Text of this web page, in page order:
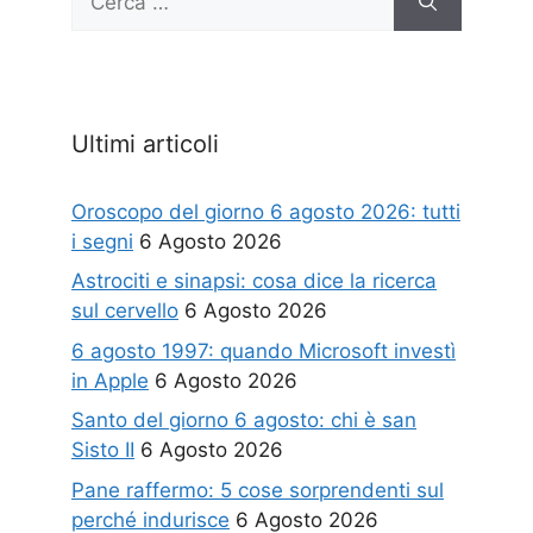
per:
Ultimi articoli
Oroscopo del giorno 6 agosto 2026: tutti
i segni 6 Agosto 2026
Astrociti e sinapsi: cosa dice la ricerca
sul cervello 6 Agosto 2026
6 agosto 1997: quando Microsoft investì
in Apple 6 Agosto 2026
Santo del giorno 6 agosto: chi è san
Sisto II 6 Agosto 2026
Pane raffermo: 5 cose sorprendenti sul
perché indurisce 6 Agosto 2026